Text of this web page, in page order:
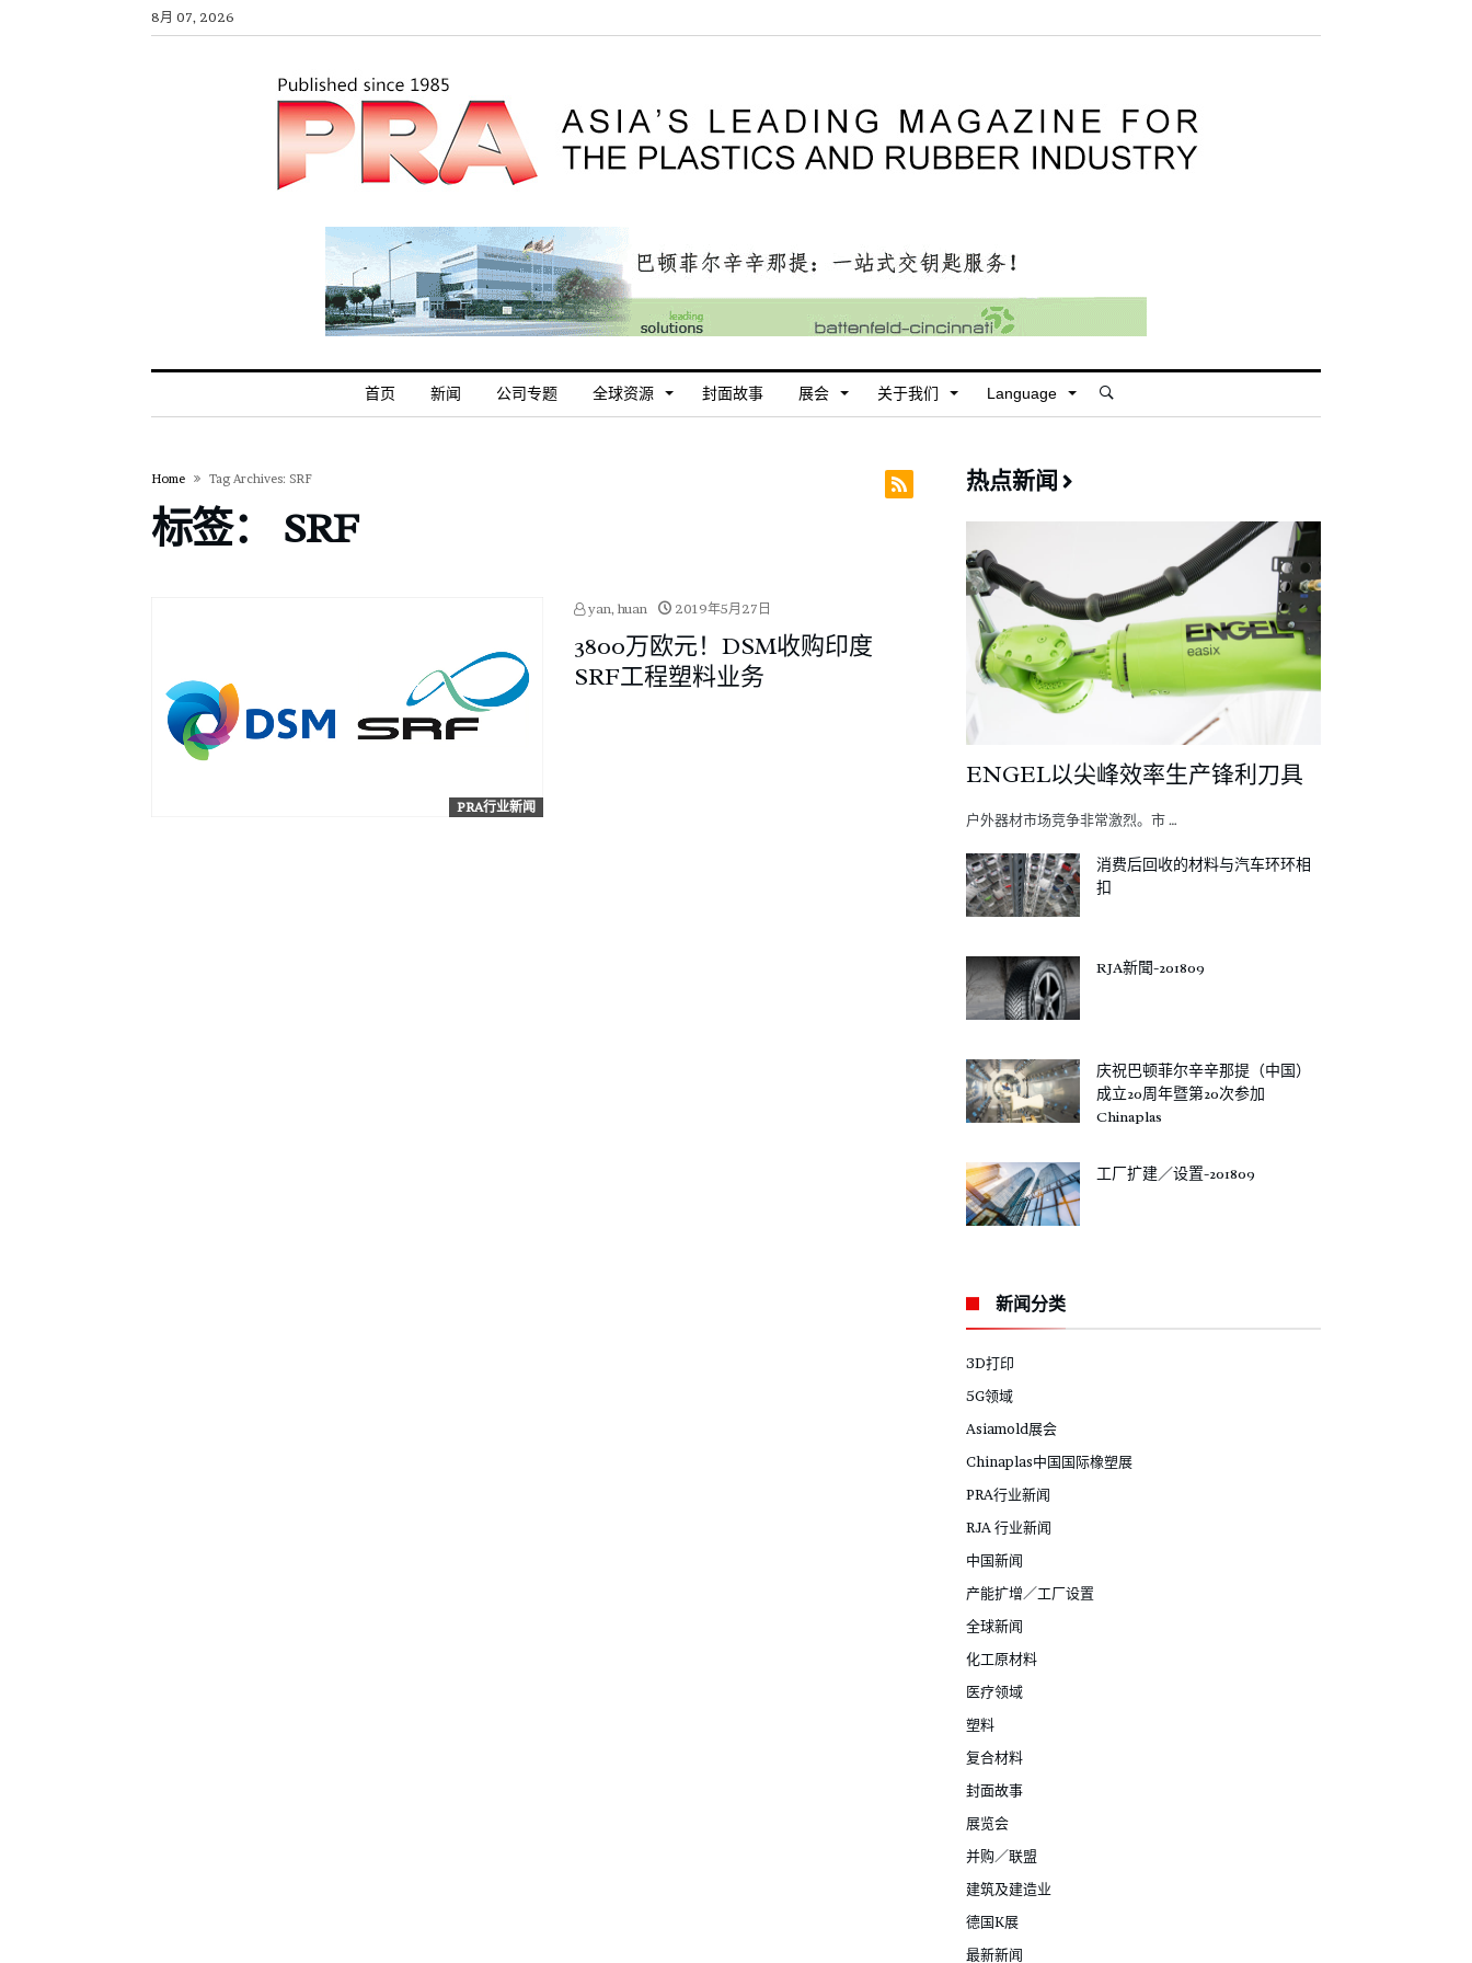
8月 07, 2026
首页 新闻 公司专题 全球资源 封面故事 展会 关于我们 Language
Home Tag Archives: SRF
标签： SRF
PRA行业新闻
yan, huan 2019年5月27日
3800万欧元！DSM收购印度
SRF工程塑料业务
热点新闻
ENGEL以尖峰效率生产锋利刀具
户外器材市场竞争非常激烈。市 …
消费后回收的材料与汽车环环相
扣
RJA新聞-201809
庆祝巴顿菲尔辛辛那提（中国）
成立20周年暨第20次参加
Chinaplas
工厂扩建／设置-201809
新闻分类
3D打印
5G领域
Asiamold展会
Chinaplas中国国际橡塑展
PRA行业新闻
RJA 行业新闻
中国新闻
产能扩增／工厂设置
全球新闻
化工原材料
医疗领域
塑料
复合材料
封面故事
展览会
并购／联盟
建筑及建造业
德国K展
最新新闻